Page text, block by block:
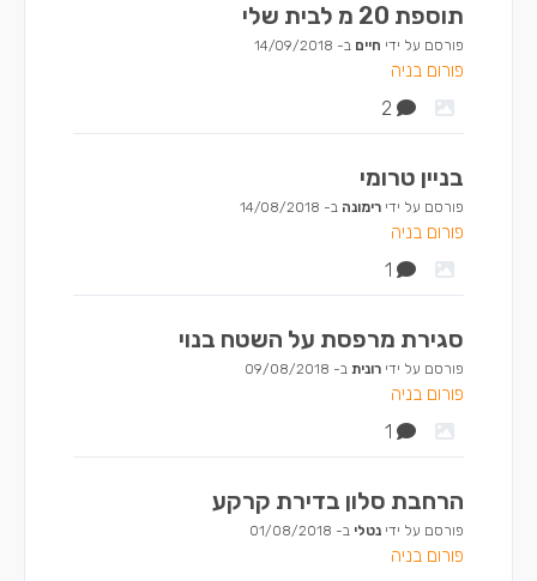
תוספת 20 מ לבית שלי
פורסם על ידי חיים ב- 14/09/2018
פורום בניה
2
בניין טרומי
פורסם על ידי רימונה ב- 14/08/2018
פורום בניה
1
סגירת מרפסת על השטח בנוי
פורסם על ידי רונית ב- 09/08/2018
פורום בניה
1
הרחבת סלון בדירת קרקע
פורסם על ידי נטלי ב- 01/08/2018
פורום בניה